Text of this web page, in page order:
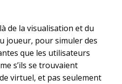
de la visualisation et du
joueur, pour simuler des
que les utilisateurs
s’ils se trouvaient
virtuel, et pas seulement